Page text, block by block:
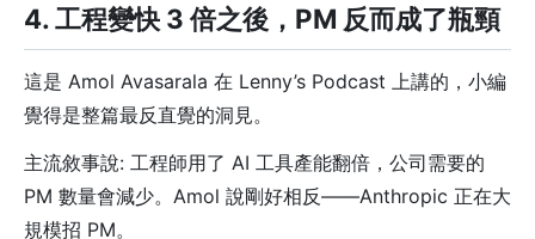
4. 工程變快 3 倍之後，PM 反而成了瓶頸
這是 Amol Avasarala 在 Lenny’s Podcast 上講的，小編
覺得是整篇最反直覺的洞見。
主流敘事說: 工程師用了 AI 工具產能翻倍，公司需要的
PM 數量會減少。Amol 說剛好相反——Anthropic 正在大
規模招 PM。